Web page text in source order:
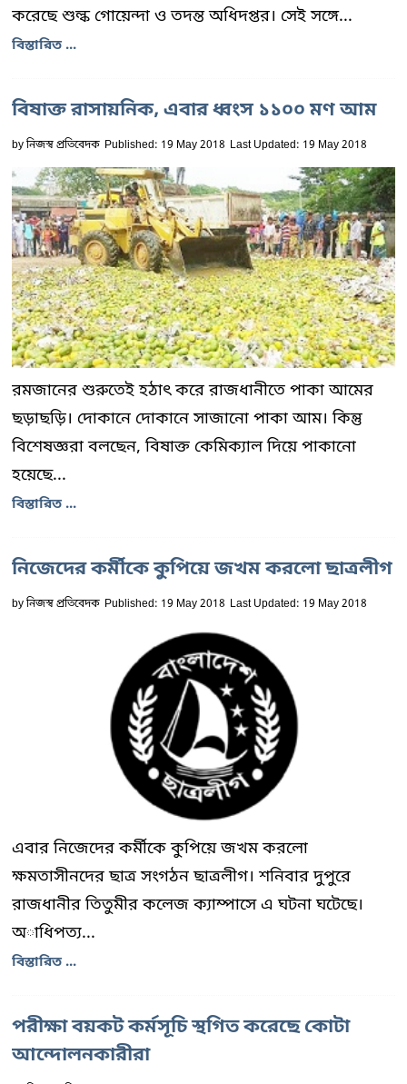
করেছে শুল্ক গোয়েন্দা ও তদন্ত অধিদপ্তর। সেই সঙ্গে...
বিস্তারিত ...
বিষাক্ত রাসায়নিক, এবার ধ্বংস ১১০০ মণ আম
byনিজস্ব প্রতিবেদক Published: 19 May 2018 Last Updated: 19 May 2018
রমজানের শুরুতেই হঠাৎ করে রাজধানীতে পাকা আমের
ছড়াছড়ি। দোকানে দোকানে সাজানো পাকা আম। কিন্তু
বিশেষজ্ঞরা বলছেন, বিষাক্ত কেমিক্যাল দিয়ে পাকানো
হয়েছে...
বিস্তারিত ...
নিজেদের কর্মীকে কুপিয়ে জখম করলো ছাত্রলীগ
byনিজস্ব প্রতিবেদক Published: 19 May 2018 Last Updated: 19 May 2018
এবার নিজেদের কর্মীকে কুপিয়ে জখম করলো
ক্ষমতাসীনদের ছাত্র সংগঠন ছাত্রলীগ। শনিবার দুপুরে
রাজধানীর তিতুমীর কলেজ ক্যাম্পাসে এ ঘটনা ঘটেছে।
অাধিপত্য...
বিস্তারিত ...
পরীক্ষা বয়কট কর্মসূচি স্থগিত করেছে কোটা
আন্দোলনকারীরা